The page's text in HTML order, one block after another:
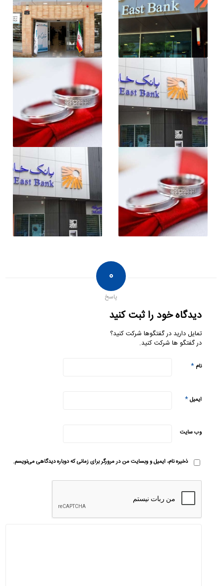
۰
پاسخ
دیدگاه خود را ثبت کنید
تمایل دارید در گفتگوها شرکت کنید؟
در گفتگو ها شرکت کنید.
نام*
ایمیل*
وب‌ سایت
ذخیره نام، ایمیل و وبسایت من در مرورگر برای زمانی که دوباره دیدگاهی می‌نویسم.